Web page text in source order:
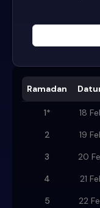
Ramadan
1* 18
2
19
3
20
4
21
5
22